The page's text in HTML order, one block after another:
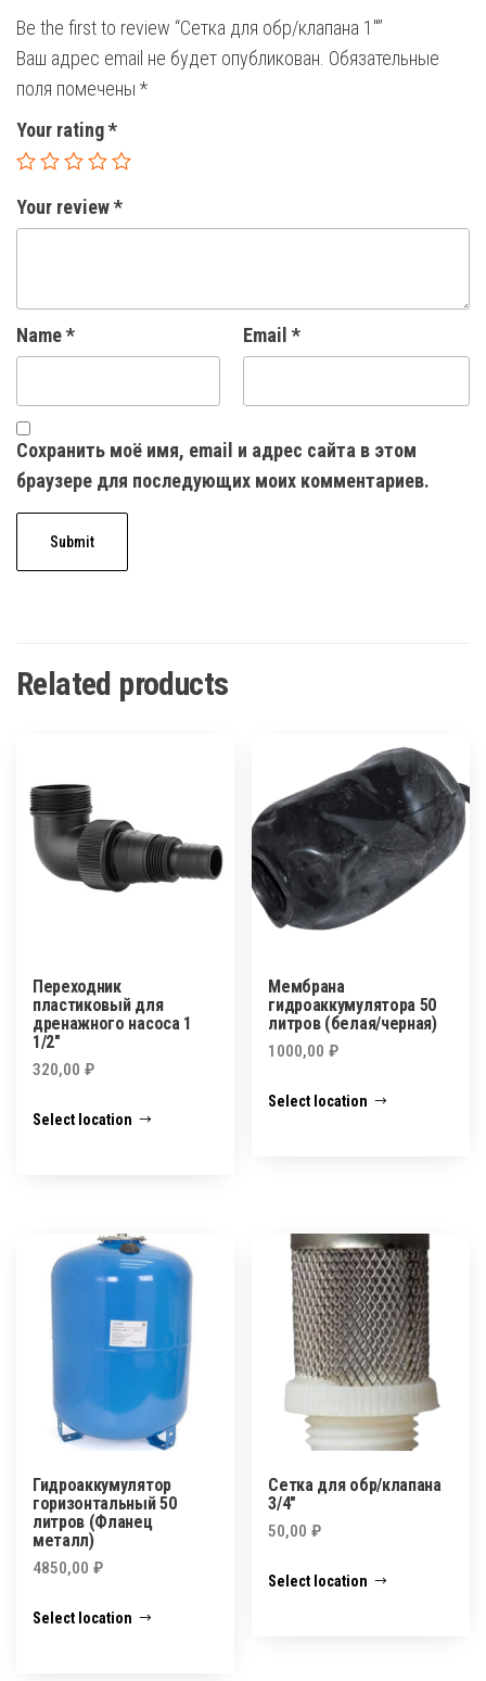
Be the first to review “Сетка для обр/клапана 1″”
Ваш адрес email не будет опубликован. Обязательные
поля помечены *
Your rating*
Your review*
Name* Email *
Сохранить моё имя, email и адрес сайта в этом
браузере для последующих моих комментариев.
Related products
Переходник
пластиковый для
дренажного насоса 1
1/2″
320,00 ₽
Select location
Мембрана
гидроаккумулятора 50
литров (белая/черная)
1000,00₽
Select location
Гидроаккумулятор
горизонтальный 50
литров (Фланец
металл)
4850,00 ₽
Select location
Сетка для обр/клапана
3/4″
50,00₽
Select location